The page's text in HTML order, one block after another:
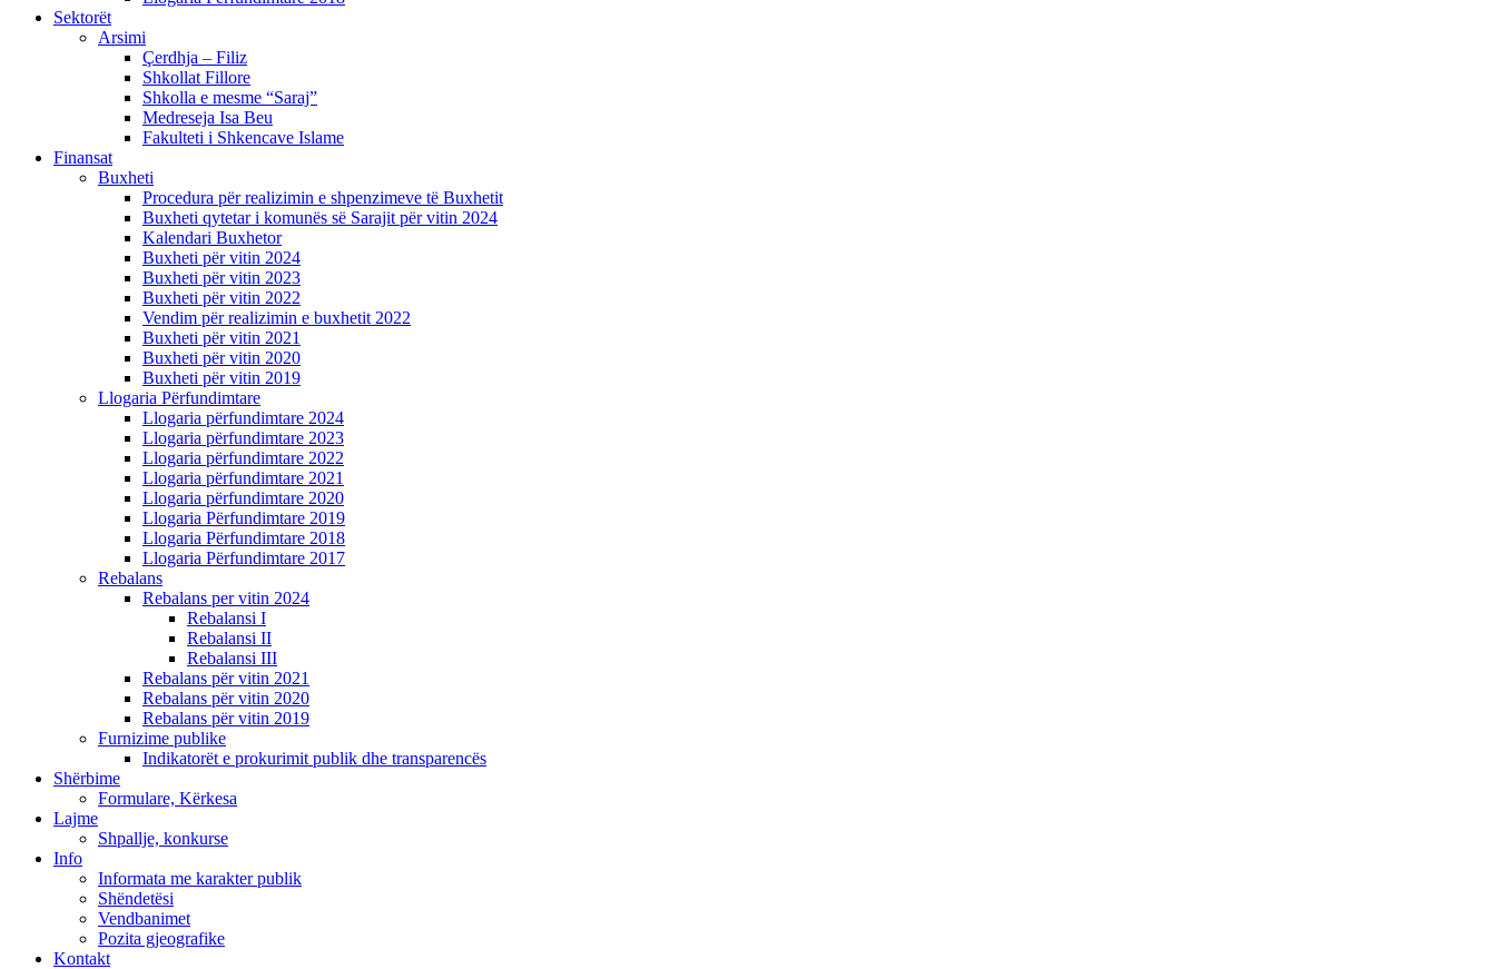
Sektorët
Arsimi
Çerdhja – Filiz
Shkollat Fillore
Shkolla e mesme “Saraj”
Medreseja Isa Beu
Fakulteti i Shkencave Islame
Finansat
Buxheti
Procedura për realizimin e shpenzimeve të Buxhetit
Buxheti qytetar i komunës së Sarajit për vitin 2024
Kalendari Buxhetor
Buxheti për vitin 2024
Buxheti për vitin 2023
Buxheti për vitin 2022
Vendim për realizimin e buxhetit 2022
Buxheti për vitin 2021
Buxheti për vitin 2020
Buxheti për vitin 2019
Llogaria Përfundimtare
Llogaria përfundimtare 2024
Llogaria përfundimtare 2023
Llogaria përfundimtare 2022
Llogaria përfundimtare 2021
Llogaria përfundimtare 2020
Llogaria Përfundimtare 2019
Llogaria Përfundimtare 2018
Llogaria Përfundimtare 2017
Rebalans
Rebalans per vitin 2024
Rebalansi I
Rebalansi II
Rebalansi III
Rebalans për vitin 2021
Rebalans për vitin 2020
Rebalans për vitin 2019
Furnizime publike
Indikatorët e prokurimit publik dhe transparencës
Shërbime
Formulare, Kërkesa
Lajme
Shpallje, konkurse
Info
Informata me karakter publik
Shëndetësi
Vendbanimet
Pozita gjeografike
Kontakt